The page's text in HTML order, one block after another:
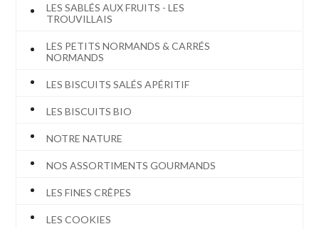
LES SABLÉS AUX FRUITS - LES
TROUVILLAIS
LES PETITS NORMANDS & CARRÉS
NORMANDS
LES BISCUITS SALÉS APÉRITIF
LES BISCUITS BIO
NOTRE NATURE
NOS ASSORTIMENTS GOURMANDS
LES FINES CRÊPES
LES COOKIES